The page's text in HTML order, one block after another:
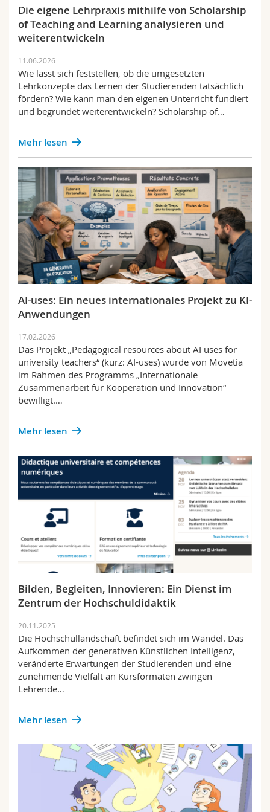
Math.-Nat. und Med. Fak.
Interfakultär
Mitarbeitende
Doktorierende
Webmail
Vorlesungsverzeichnis
MyUnifr
Die eigene Lehrpraxis mithilfe von Scholarship
of Teaching and Learning analysieren und
weiterentwickeln
11.06.2026
Wie lässt sich feststellen, ob die umgesetzten
Lehrkonzepte das Lernen der Studierenden tatsächlich
fördern? Wie kann man den eigenen Unterricht fundiert
und begründet weiterentwickeln? Scholarship of…
Mehr lesen
AI-uses: Ein neues internationales Projekt zu KI-
Anwendungen
17.02.2026
Das Projekt „Pedagogical resources about AI uses for
university teachers“ (kurz: AI-uses) wurde von Movetia
im Rahmen des Programms „Internationale
Zusammenarbeit für Kooperation und Innovation“
bewilligt.…
Mehr lesen
Bilden, Begleiten, Innovieren: Ein Dienst im
Zentrum der Hochschuldidaktik
20.11.2025
Die Hochschullandschaft befindet sich im Wandel. Das
Aufkommen der generativen Künstlichen Intelligenz,
veränderte Erwartungen der Studierenden und eine
zunehmende Vielfalt an Kursformaten zwingen
Lehrende…
Mehr lesen